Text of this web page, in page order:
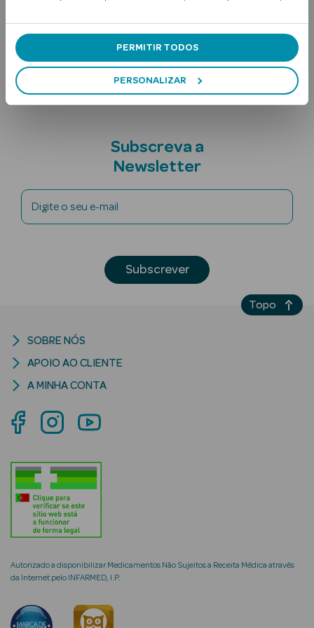
PERMITIR TODOS
PERSONALIZAR
Rosto
Rosto e
Rosto
Hidratantes
Séruns Faciais
Creme de Olhos
envelhecimento
Contra-indicações
Nota adicional
Subscreva a
Newsletter
Digite o seu e-mail
Subscrever
Autorizado a disponibilizar Medicamentos Não Sujeitos a Receita Médica através
da Internet pelo INFARMED, I.P.
SOBRE NÓS
APOIO AO CLIENTE
A MINHA CONTA
Topo